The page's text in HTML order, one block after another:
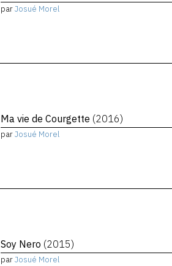
parJosué Morel
Ma vie de Courgette (2016)
parJosué Morel
Soy Nero (2015)
parJosué Morel